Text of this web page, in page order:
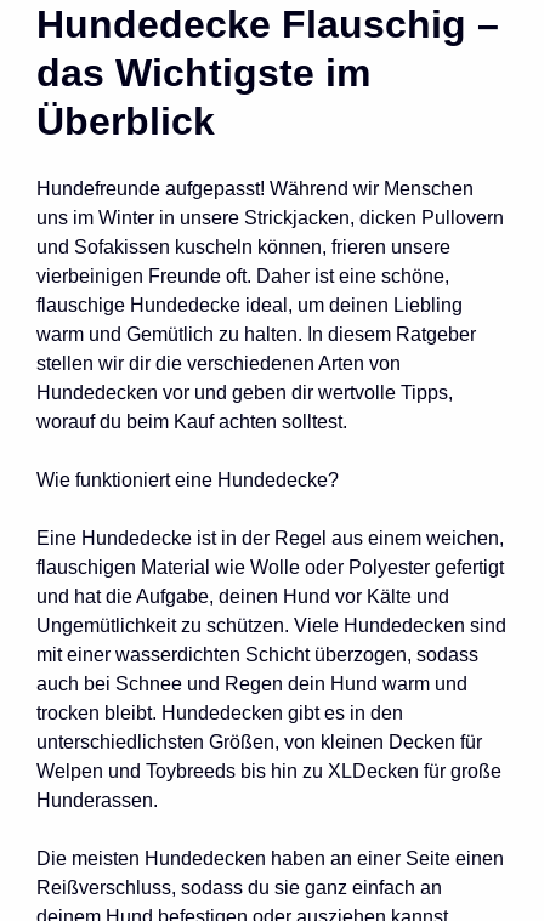
Hundedecke Flauschig –
das Wichtigste im
Überblick
Hundefreunde aufgepasst! Während wir Menschen
uns im Winter in unsere Strickjacken, dicken Pullovern
und Sofakissen kuscheln können, frieren unsere
vierbeinigen Freunde oft. Daher ist eine schöne,
flauschige Hundedecke ideal, um deinen Liebling
warm und Gemütlich zu halten. In diesem Ratgeber
stellen wir dir die verschiedenen Arten von
Hundedecken vor und geben dir wertvolle Tipps,
worauf du beim Kauf achten solltest.
Wie funktioniert eine Hundedecke?
Eine Hundedecke ist in der Regel aus einem weichen,
flauschigen Material wie Wolle oder Polyester gefertigt
und hat die Aufgabe, deinen Hund vor Kälte und
Ungemütlichkeit zu schützen. Viele Hundedecken sind
mit einer wasserdichten Schicht überzogen, sodass
auch bei Schnee und Regen dein Hund warm und
trocken bleibt. Hundedecken gibt es in den
unterschiedlichsten Größen, von kleinen Decken für
Welpen und Toybreeds bis hin zu XLDecken für große
Hunderassen.
Die meisten Hundedecken haben an einer Seite einen
Reißverschluss, sodass du sie ganz einfach an
deinem Hund befestigen oder ausziehen kannst.